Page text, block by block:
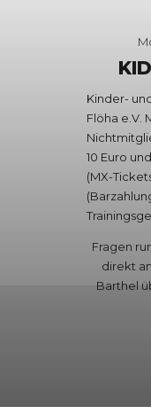
Kinder-
Flöha e.V.
10 Euro
(MX-
Fragen
direkt
Barthel